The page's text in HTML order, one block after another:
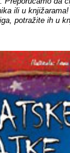
ili u
potražite ih u